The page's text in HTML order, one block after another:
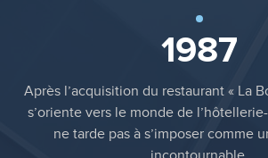
1987
Après l’acquisition du restaurant « La
s’oriente vers le monde de
ne tarde pas à s’imposer comme